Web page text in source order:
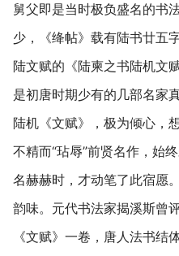
舅父即是当时极负盛名的书
少，《绛帖》载有陆书廿五
陆文赋的《陆柬之书陆机文
是初唐时期少有的几部名家
陆机《文赋》，极为倾心，
不精而“玷辱”前贤名作，始
名赫赫时，才动笔了此宿愿
韵味。元代书法家揭溪斯曾
《文赋》一卷，唐人法书结